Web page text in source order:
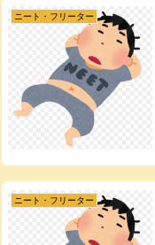
ニート・フリーター
ニート・フリーター